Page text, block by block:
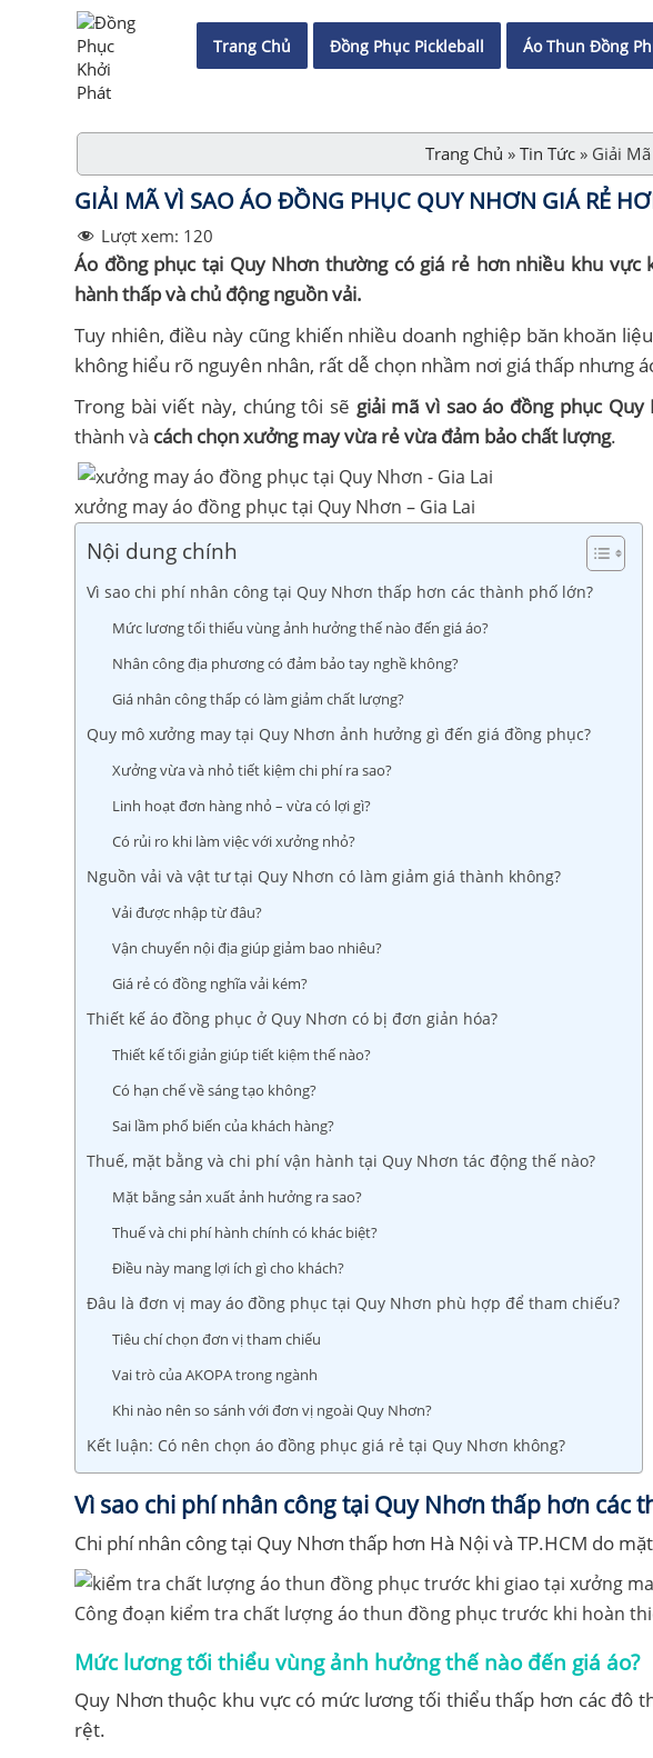
Trang Chủ Đồng Phục Pickleball Áo Thun Đồng
Trang Chủ » Tin Tức » Giải
GIẢI MÃ VÌ SAO ÁO ĐỒNG PHỤC QUY NHƠN GIÁ RẺ
Lượt xem: 120
Áo đồng phục tại Quy Nhơn thường có giá rẻ hơn nhiều khu
hành thấp và chủ động nguồn vải.
Tuy nhiên, điều này cũng khiến nhiều doanh nghiệp băn khoăn liệu
không hiểu rõ nguyên nhân, rất dễ chọn nhầm nơi giá thấp nhưng
Trong bài viết này, chúng tôi sẽ giải mã vì sao áo đồng phục
thành và cách chọn xưởng may vừa rẻ vừa đảm bảo chất lượng.
xưởng may áo đồng phục tại Quy Nhơn – Gia Lai
Nội dung chính
Vì sao chi phí nhân công tại Quy Nhơn thấp hơn các thành phố lớn?
Mức lương tối thiểu vùng ảnh hưởng thế nào đến giá áo?
Nhân công địa phương có đảm bảo tay nghề không?
Giá nhân công thấp có làm giảm chất lượng?
Quy mô xưởng may tại Quy Nhơn ảnh hưởng gì đến giá đồng phục?
Xưởng vừa và nhỏ tiết kiệm chi phí ra sao?
Linh hoạt đơn hàng nhỏ – vừa có lợi gì?
Có rủi ro khi làm việc với xưởng nhỏ?
Nguồn vải và vật tư tại Quy Nhơn có làm giảm giá thành không?
Vải được nhập từ đâu?
Vận chuyển nội địa giúp giảm bao nhiêu?
Giá rẻ có đồng nghĩa vải kém?
Thiết kế áo đồng phục ở Quy Nhơn có bị đơn giản hóa?
Thiết kế tối giản giúp tiết kiệm thế nào?
Có hạn chế về sáng tạo không?
Sai lầm phổ biến của khách hàng?
Thuế, mặt bằng và chi phí vận hành tại Quy Nhơn tác động thế nào?
Mặt bằng sản xuất ảnh hưởng ra sao?
Thuế và chi phí hành chính có khác biệt?
Điều này mang lợi ích gì cho khách?
Đâu là đơn vị may áo đồng phục tại Quy Nhơn phù hợp để tham chiếu?
Tiêu chí chọn đơn vị tham chiếu
Vai trò của AKOPA trong ngành
Khi nào nên so sánh với đơn vị ngoài Quy Nhơn?
Kết luận: Có nên chọn áo đồng phục giá rẻ tại Quy Nhơn không?
Vì sao chi phí nhân công tại Quy Nhơn thấp hơn các
Chi phí nhân công tại Quy Nhơn thấp hơn Hà Nội và TP.HCM do
Công đoạn kiểm tra chất lượng áo thun đồng phục trước khi hoàn
Mức lương tối thiểu vùng ảnh hưởng thế nào đến giá áo?
Quy Nhơn thuộc khu vực có mức lương tối thiểu thấp hơn các đô
rệt.